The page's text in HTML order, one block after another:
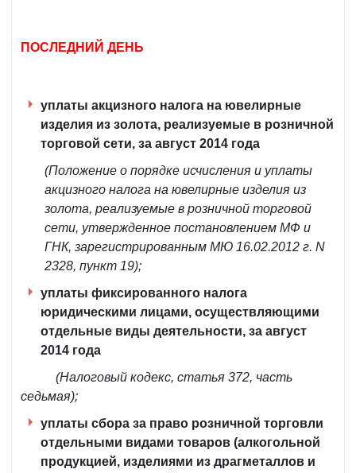
ПОСЛЕДНИЙ ДЕНЬ
уплаты акцизного налога на ювелирные
изделия из золота, реализуемые в розничной
торговой сети, за август 2014 года
(Положение о порядке исчисления и уплаты
акцизного налога на ювелирные изделия из
золота, реализуемые в розничной торговой
сети, утвержденное постановлением МФ и
ГНК, зарегистрированным МЮ 16.02.2012 г. N
2328, пункт 19);
уплаты фиксированного налога
юридическими лицами, осуществляющими
отдельные виды деятельности, за август
2014 года
(Налоговый кодекс, статья 372, часть
седьмая);
уплаты сбора за право розничной торговли
отдельными видами товаров (алкогольной
продукцией, изделиями из драгметаллов и